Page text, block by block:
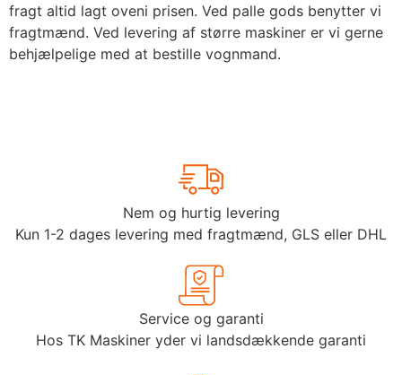
fragt altid lagt oveni prisen. Ved palle gods benytter vi
fragtmænd. Ved levering af større maskiner er vi gerne
behjælpelige med at bestille vognmand.
Nem og hurtig levering
Kun 1-2 dages levering med fragtmænd, GLS eller DHL
Service og garanti
Hos TK Maskiner yder vi landsdækkende garanti